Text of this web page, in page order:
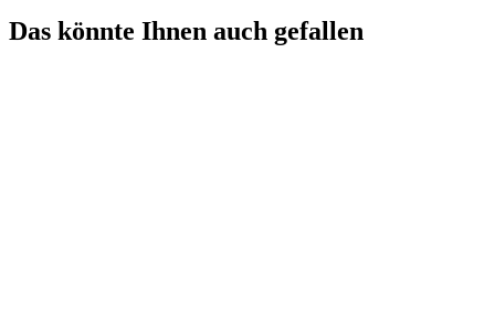
Das könnte Ihnen auch gefallen